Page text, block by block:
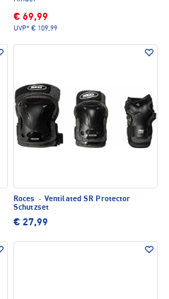
€ 69,99
UVP* € 109,99
Roces · Ventilated SR Protector
Schutzset
€ 27,99